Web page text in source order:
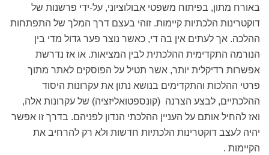
באורח מתון, בפיתוח משפטי אבולוציוני, על-ידי פרשנות של
דוקטרינות הלכתיות קיימות. זוהי בעצם דרך המלך של התפתחות
ההלכה. אך לעתים אין בה די, כאשר נוצר פער גדול מדי בין
הנורמה התקדימית ההלכתית לבין המציאות. או אז נדרשת
אפשרות רדיקלית יותר, אשר תטיל על הפוסקים לאתר מתוך
פרטי ההלכות והתקדימים בנושא נתון את עקרונות היסוד
ההלכתיים, לבצע הצרנה (קונספטואליזציה) של עקרונות אלה,
ואז להחיל אותם על העניין ההלכתי הנדון לפניהם. בדרך זו אפשר
יהיה לעצב דוקטרינות הלכתיות חדשות ולא רק להרחיב את
הקיימות .